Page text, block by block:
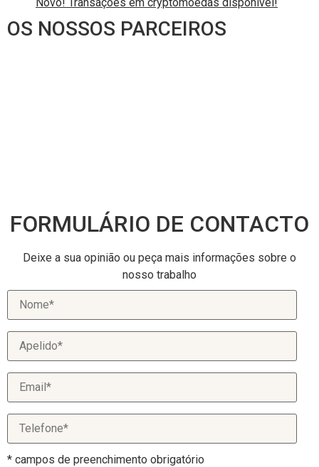
OS NOSSOS PARCEIROS
FORMULÁRIO DE CONTACTO
Deixe a sua opinião ou peça mais informações sobre o
nosso trabalho
* campos de preenchimento obrigatório